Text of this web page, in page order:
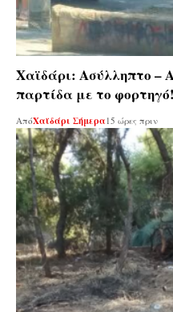
Χαϊδάρι: Ασύλληπτο –
παρτίδα με το φορτηγό!
ΑπόΧαϊδάρι Σήμερα15 ώρες πριν